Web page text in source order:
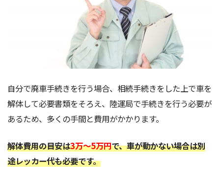
自分で廃車手続きを行う場合、相続手続きをした上で車を
解体して必要書類をそろえ、陸運局で手続きを行う必要が
あるため、多くの手間と費用がかかります。
解体費用の目安は3万～5万円で、車が動かない場合は別
途レッカー代も必要です。